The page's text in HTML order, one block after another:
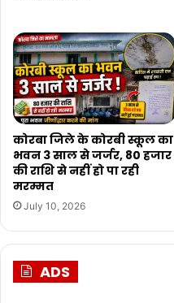
कोरबा जिले के कोरबी स्कूल का
भवन 3 साल से जर्जर, 80 हजार
की राशि से नहीं हो पा रही
मरम्मत
July 10, 2026
ADS